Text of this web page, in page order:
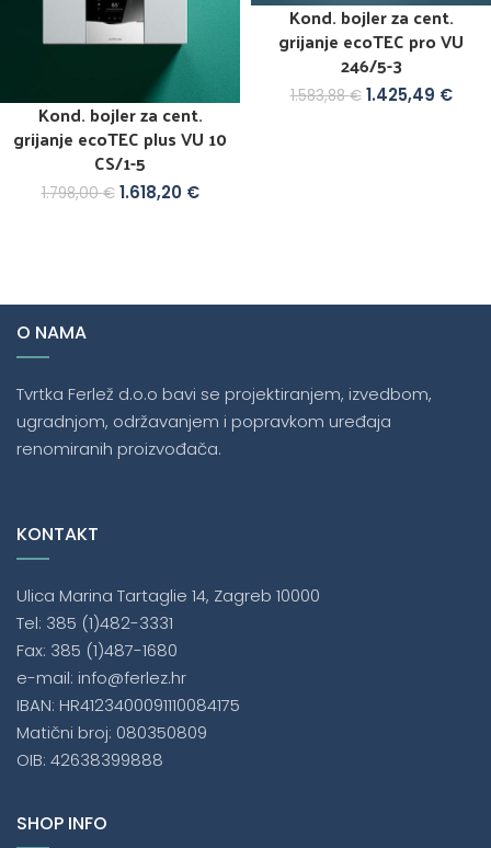
Kond. bojler za cent.
grijanje ecoTEC plus VU 10
CS/1-5
1.798,00€ 1.618,20 €
Kond. bojler za cent.
grijanje ecoTEC pro VU
246/5-3
1.583,88€ 1.425,49 €
O NAMA
Tvrtka Ferlež d.o.o bavi se projektiranjem, izvedbom,
ugradnjom, održavanjem i popravkom uređaja
renomiranih proizvođača.
KONTAKT
Ulica Marina Tartaglie 14, Zagreb 10000
Tel: 385 (1)482-3331
Fax: 385 (1)487-1680
e-mail: info@ferlez.hr
IBAN: HR4123400091110084175
Matični broj: 080350809
OIB: 42638399888
SHOP INFO